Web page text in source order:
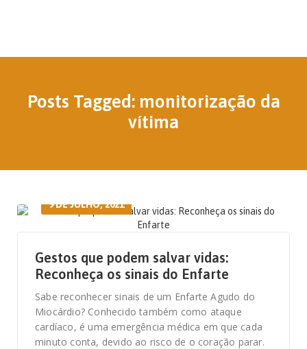
Posts Tagged: monitorização da
vítima
9 DE JULHO, 2021
Gestos que podem salvar vidas:
Reconheça os sinais do Enfarte
Sabe reconhecer sinais de um Enfarte Agudo do
Miocárdio? Conhecido também como ataque
cardíaco, é uma emergência médica em que cada
minuto conta, devido ao risco de o coração parar.